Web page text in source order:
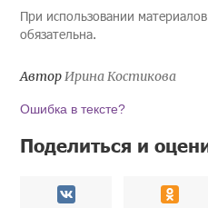
При использовании
обязательна.
АвторИрина Костикова
Ошибка в тексте?
Поделиться и